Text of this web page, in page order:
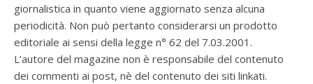
giornalistica in quanto viene aggiornato senza alcuna
periodicità. Non può pertanto considerarsi un prodotto
editoriale ai sensi della legge n° 62 del 7.03.2001.
L’autore del magazine non è responsabile del contenuto
dei commenti ai post, nè del contenuto dei siti linkati.